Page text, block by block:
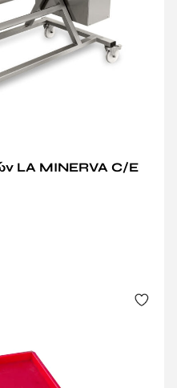
LA MINERVA C/E